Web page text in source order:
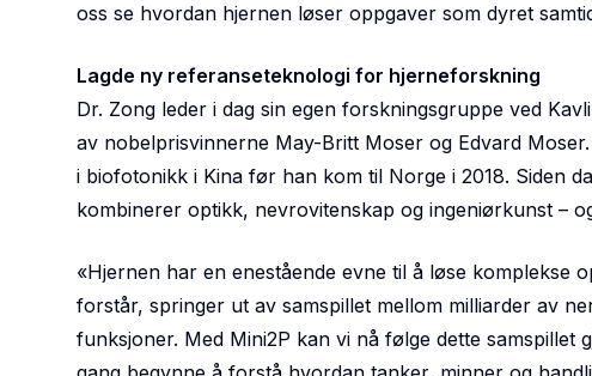
oss se hvordan hjernen løser oppgaver som dyret
Lagde ny referanseteknologi for hjerneforskning
Dr. Zong leder i dag sin egen forskningsgruppe ved
av nobelprisvinnerne May-Britt Moser og Edvard
i biofotonikk i Kina før han kom til Norge i 2018. Siden
kombinerer optikk, nevrovitenskap og ingeniørkunst –
«Hjernen har en enestående evne til å løse komplekse
forstår, springer ut av samspillet mellom milliarder av
funksjoner. Med Mini2P kan vi nå følge dette samspillet